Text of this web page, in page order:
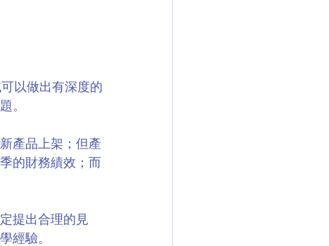
以做出有深度的
。
產品上架；但產
的財務績效；而
提出合理的見
經驗。